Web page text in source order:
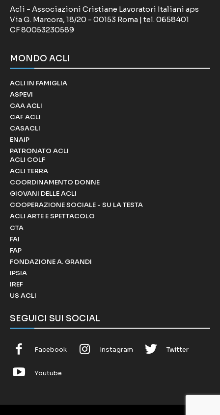
Acli - Associazioni Cristiane Lavoratori Italiani aps
Via G. Marcora, 18/20 - 00153 Roma | tel. 0658401
CF 80053230589
MONDO ACLI
ACLI IN FAMIGLIA
ASPEVI
CAA ACLI
CAF ACLI
CASACLI
ENAIP
PATRONATO ACLI
ACLI COLF
ACLI TERRA
COORDINAMENTO DONNE
GIOVANI DELLE ACLI
COOPERAZIONE SOCIALE - SU LA TESTA
ACLI ARTE E SPETTACOLO
CTA
FAI
FAP
FONDAZIONE A. GRANDI
IPSIA
IREF
US ACLI
SEGUICI SUI SOCIAL
Facebook Instagram Twitter
Youtube